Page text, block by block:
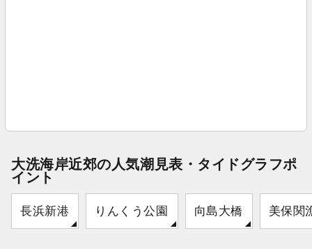
大洗海岸近郊の人気潮見表・タイドグラフポ
イント
長浜新港 りんくう公園 向島大橋 美保関